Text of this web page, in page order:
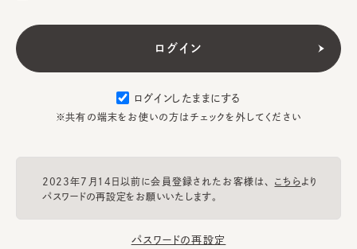
ログインしたままにする
※共有の端末をお使いの方はチェックを外してください
2023年7月14日以前に会員登録されたお客様は、 こちらより
パスワードの再設定をお願いいたします。
パスワードの再設定